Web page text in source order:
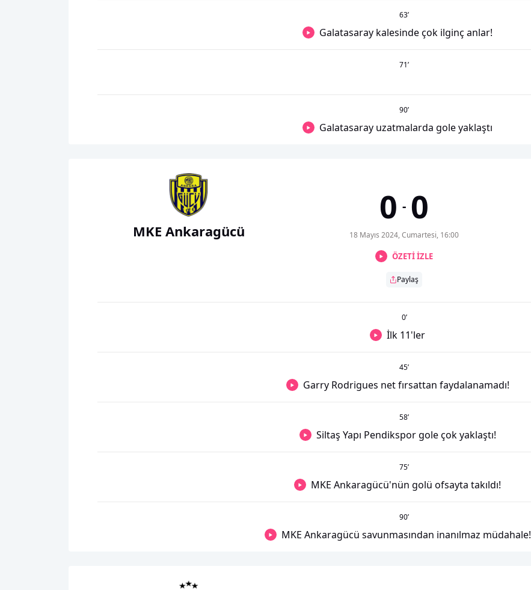
63’
Galatasaray kalesinde çok ilginç anlar!
71’
90’
Galatasaray uzatmalarda gole yaklaştı
MKE Ankaragücü
0 - 0
18 Mayıs 2024, Cumartesi, 16:00
ÖZETİ İZLE
Paylaş
0’
İlk 11'ler
45’
Garry Rodrigues net fırsattan faydalanamadı!
58’
Siltaş Yapı Pendikspor gole çok yaklaştı!
75’
MKE Ankaragücü'nün golü ofsayta takıldı!
90’
MKE Ankaragücü savunmasından inanılmaz müdahale!